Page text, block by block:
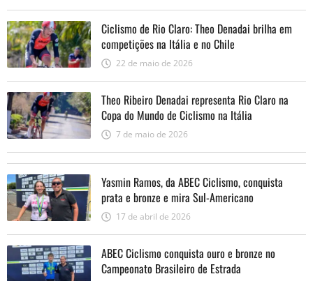
Ciclismo de Rio Claro: Theo Denadai brilha em
competições na Itália e no Chile
22 de maio de 2026
Theo Ribeiro Denadai representa Rio Claro na
Copa do Mundo de Ciclismo na Itália
7 de maio de 2026
Yasmin Ramos, da ABEC Ciclismo, conquista
prata e bronze e mira Sul-Americano
17 de abril de 2026
ABEC Ciclismo conquista ouro e bronze no
Campeonato Brasileiro de Estrada